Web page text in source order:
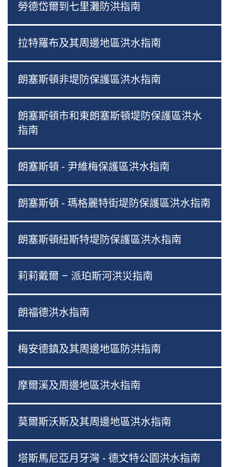
勞德岱爾到七里灘防洪指南
拉特羅布及其周邊地區洪水指南
朗塞斯頓非堤防保護區洪水指南
朗塞斯頓市和東朗塞斯頓堤防保護區洪水
指南
朗塞斯頓 - 尹維梅保護區洪水指南
朗塞斯頓 - 瑪格麗特街堤防保護區洪水指南
朗塞斯頓紐斯特堤防保護區洪水指南
莉莉戴爾 – 派珀斯河洪災指南
朗福德洪水指南
梅安德鎮及其周邊地區防洪指南
摩爾溪及周邊地區洪水指南
莫爾斯沃斯及其周邊地區洪水指南
塔斯馬尼亞月牙灣 - 德文特公園洪水指南